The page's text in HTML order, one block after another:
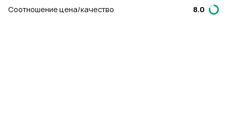
Соотношение цена/качество
8.0